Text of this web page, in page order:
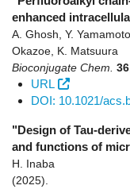
enhanced
A. Ghosh, Y.
Okazoe, K. Matsuura
Bioconjugate Chem. 36
URL
DOI: 10.1021/
"Design of Tau-
and functions of
H. Inaba
(2025)